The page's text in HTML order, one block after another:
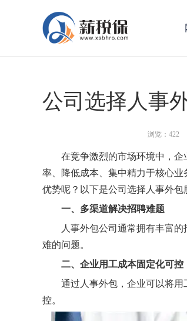
公司选择人事
浏览： 422
在竞争激烈的市场环境中，企
率、降低成本、集中精力于核心
优势呢？以下是公司选择人事外包
一、多渠道解决招聘难题
人事外包公司通常拥有丰富的
难的问题。
二、企业用工成本固定化可控
通过人事外包，企业可以将用
控。